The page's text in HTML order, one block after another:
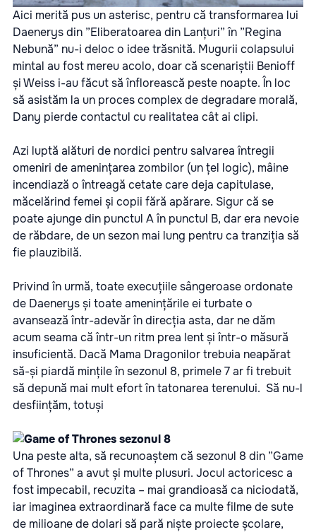
Aici merită pus un asterisc, pentru că transformarea lui
Daenerys din ”Eliberatoarea din Lanțuri” în ”Regina
Nebună” nu-i deloc o idee trăsnită. Mugurii colapsului
mintal au fost mereu acolo, doar că scenariștii Benioff
și Weiss i-au făcut să înflorească peste noapte. În loc
să asistăm la un proces complex de degradare morală,
Dany pierde contactul cu realitatea cât ai clipi.
Azi luptă alături de nordici pentru salvarea întregii
omeniri de amenințarea zombilor (un țel logic), mâine
incendiază o întreagă cetate care deja capitulase,
măcelărind femei și copii fără apărare. Sigur că se
poate ajunge din punctul A în punctul B, dar era nevoie
de răbdare, de un sezon mai lung pentru ca tranziția să
fie plauzibilă.
Privind în urmă, toate execuțiile sângeroase ordonate
de Daenerys și toate amenințările ei turbate o
avansează într-adevăr în direcția asta, dar ne dăm
acum seama că într-un ritm prea lent și într-o măsură
insuficientă. Dacă Mama Dragonilor trebuia neapărat
să-și piardă mințile în sezonul 8, primele 7 ar fi trebuit
să depună mai mult efort în tatonarea terenului. Să nu-l
desființăm, totuși
Una peste alta, să recunoaștem că sezonul 8 din ”Game
of Thrones” a avut și multe plusuri. Jocul actoricesc a
fost impecabil, recuzita – mai grandioasă ca niciodată,
iar imaginea extraordinară face ca multe filme de sute
de milioane de dolari să pară niște proiecte școlare,